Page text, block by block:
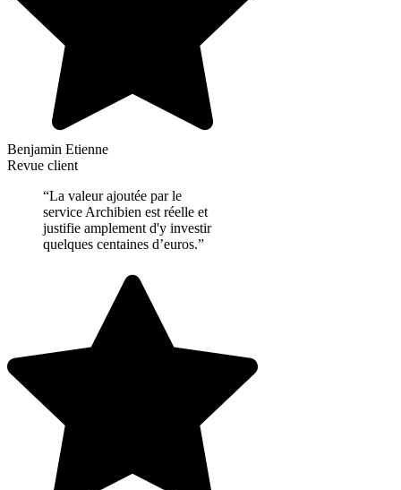
Benjamin Etienne
Revue client
“La valeur ajoutée par le
service Archibien est réelle et
justifie amplement d'y investir
quelques centaines d’euros.”